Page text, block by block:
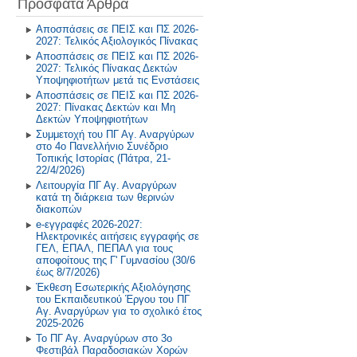
Πρόγραμμα Σίτισης και Υγιεινής
Διατροφής
Δραστηριότητες στο Σχολικό
Επαγγελματικό Προσανατολισμό
2018-2019
2017-2018
2016-2017
2015-2016
2014-2015
Παλαιότερη Έτη
Πρόσφατα Άρθρα
Αποσπάσεις σε ΠΕΙΣ και ΠΣ 2026-
2027: Τελικός Αξιολογικός Πίνακας
Αποσπάσεις σε ΠΕΙΣ και ΠΣ 2026-
2027: Τελικός Πίνακας Δεκτών
Υποψηφιοτήτων μετά τις Ενστάσεις
Αποσπάσεις σε ΠΕΙΣ και ΠΣ 2026-
2027: Πίνακας Δεκτών και Μη
Δεκτών Υποψηφιοτήτων
Συμμετοχή του ΠΓ Αγ. Αναργύρων
στο 4ο Πανελλήνιο Συνέδριο
Τοπικής Ιστορίας (Πάτρα, 21-
22/4/2026)
Λειτουργία ΠΓ Αγ. Αναργύρων
κατά τη διάρκεια των θερινών
διακοπών
e-εγγραφές 2026-2027:
Ηλεκτρονικές αιτήσεις εγγραφής σε
ΓΕΛ, ΕΠΑΛ, ΠΕΠΑΛ για τους
αποφοίτους της Γ' Γυμνασίου (30/6
έως 8/7/2026)
Έκθεση Εσωτερικής Αξιολόγησης
του Εκπαιδευτικού Έργου του ΠΓ
Αγ. Αναργύρων για το σχολικό έτος
2025-2026
Το ΠΓ Αγ. Αναργύρων στο 3ο
Φεστιβάλ Παραδοσιακών Χορών